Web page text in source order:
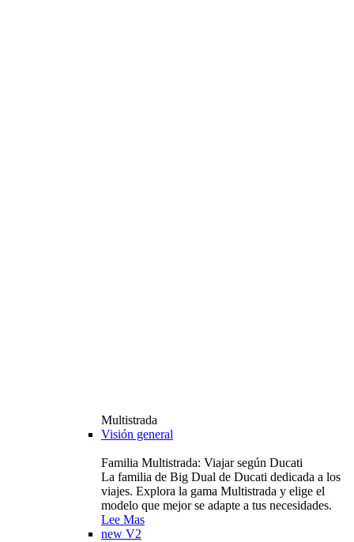
Multistrada
Visión general
Familia Multistrada: Viajar según Ducati
La familia de Big Dual de Ducati dedicada a los
viajes. Explora la gama Multistrada y elige el
modelo que mejor se adapte a tus necesidades.
Lee Mas
new V2